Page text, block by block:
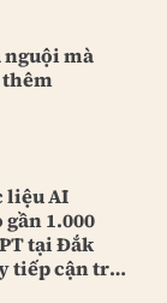
mà
liệu AI
1.000
tại Đắk
tiếp cận trí